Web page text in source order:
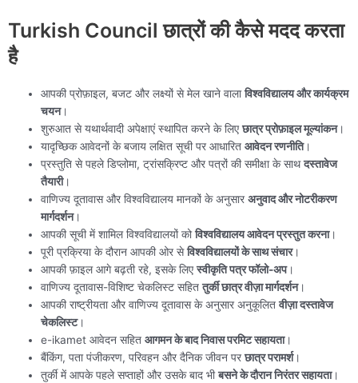
Turkish Council छात्रों की कैसे मदद करता
है
आपकी प्रोफ़ाइल, बजट और लक्ष्यों से मेल खाने वालाविश्वविद्यालय और कार्यक्रम
चयन।
शुरुआत से यथार्थवादी अपेक्षाएं स्थापित करने के लिएछात्र प्रोफ़ाइल मूल्यांकन।
यादृच्छिक आवेदनों के बजाय लक्षित सूची पर आधारितआवेदन रणनीति।
प्रस्तुति से पहले डिप्लोमा, ट्रांसक्रिप्ट और पत्रों की समीक्षा के साथदस्तावेज
तैयारी।
वाणिज्य दूतावास और विश्वविद्यालय मानकों के अनुसारअनुवाद और नोटरीकरण
मार्गदर्शन।
आपकी सूची में शामिल विश्वविद्यालयों कोविश्वविद्यालय आवेदन प्रस्तुत करना।
पूरी प्रक्रिया के दौरान आपकी ओर सेविश्वविद्यालयों के साथ संचार।
आपकी फ़ाइल आगे बढ़ती रहे, इसके लिएस्वीकृति पत्र फॉलो-अप।
वाणिज्य दूतावास-विशिष्ट चेकलिस्ट सहिततुर्की छात्र वीज़ा मार्गदर्शन।
आपकी राष्ट्रीयता और वाणिज्य दूतावास के अनुसार अनुकूलितवीज़ा दस्तावेज
चेकलिस्ट।
e-ikamet आवेदन सहितआगमन के बाद निवास परमिट सहायता।
बैंकिंग, पता पंजीकरण, परिवहन और दैनिक जीवन परछात्र परामर्श।
तुर्की में आपके पहले सप्ताहों और उसके बाद भीबसने के दौरान निरंतर सहायता।